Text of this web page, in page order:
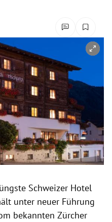
Schweizer Hotel
unter neuer Führung
bekannten Zürcher